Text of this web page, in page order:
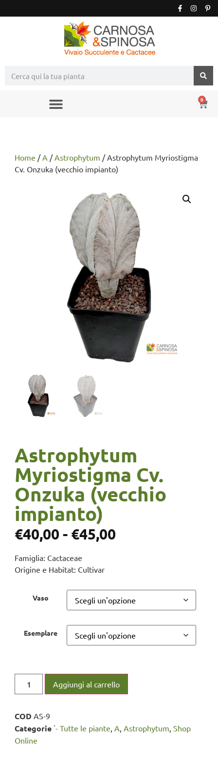
0
Home /A /Astrophytum / Astrophytum Myriostigma
Cv. Onzuka (vecchio impianto)
Astrophytum
Myriostigma Cv.
Onzuka (vecchio
impianto)
€40,00 - €45,00
Famiglia: Cactaceae
Origine e Habitat: Cultivar
Vaso
Esemplare
Aggiungi al carrello
COD AS-9
Categorie '- Tutte le piante, A, Astrophytum, Shop
Online